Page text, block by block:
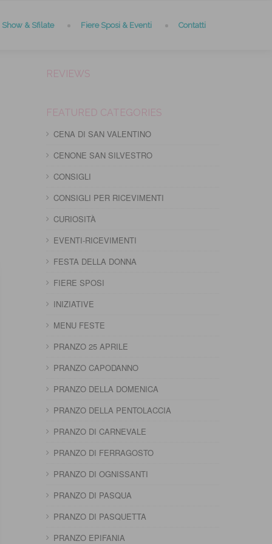
& Sfilate Fiere Sposi & Eventi Contatti
REVIEWS
FEATURED CATEGORIES
CENA DI SAN VALENTINO
CENONE SAN SILVESTRO
CONSIGLI
CONSIGLI PER RICEVIMENTI
CURIOSITÀ
EVENTI-RICEVIMENTI
FESTA DELLA DONNA
FIERE SPOSI
INIZIATIVE
MENU FESTE
PRANZO 25 APRILE
PRANZO CAPODANNO
PRANZO DELLA DOMENICA
PRANZO DELLA PENTOLACCIA
PRANZO DI CARNEVALE
PRANZO DI FERRAGOSTO
PRANZO DI OGNISSANTI
PRANZO DI PASQUA
PRANZO DI PASQUETTA
PRANZO EPIFANIA